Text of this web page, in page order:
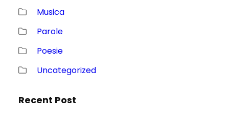
Musica
Parole
Poesie
Uncategorized
Recent Post